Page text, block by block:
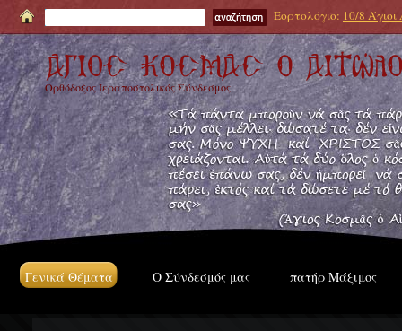
Εορτολόγιο: 10/8
Ορθόδοξος Ιεραποστολικός Σύνδεσμος
Γενικά Θέματα Ο Σύνδεσμός μας πατήρ Μάξιμος